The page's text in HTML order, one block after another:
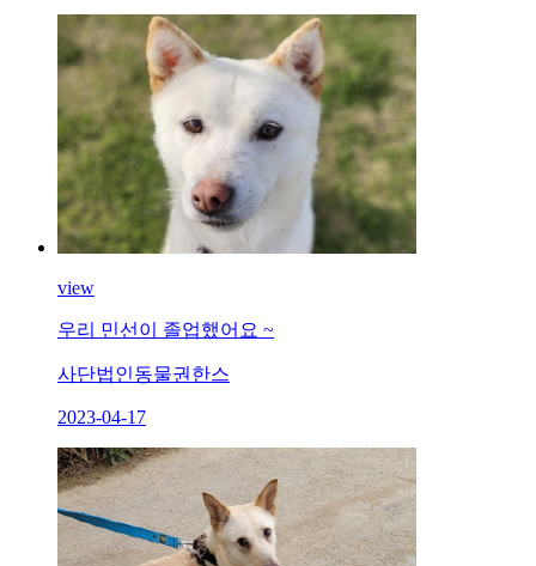
view
우리 민선이 졸업했어요 ~
사단법인동물권한스
2023-04-17